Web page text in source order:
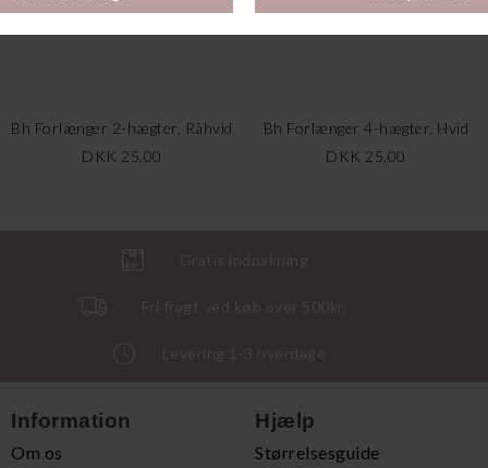
Bh Forlænger 2-hægter, Råhvid
DKK 25,00
Bh Forlænger 4-hægter, Hvid
DKK 25,00
Gratis indpakning
Fri fragt ved køb over 500kr.
Levering 1-3 hverdage
Information
Om os
Hjælp
Størrelsesguide